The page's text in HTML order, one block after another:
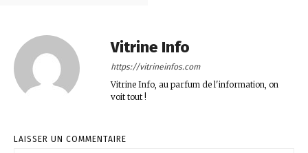
Vitrine Info
https://vitrineinfos.com
Vitrine Info, au parfum de l'information, on
voit tout !
LAISSER UN COMMENTAIRE